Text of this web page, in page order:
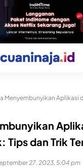
Menyembunyikan Aplikasi
Tips dan Trik
27, 2023, 5:04 pm